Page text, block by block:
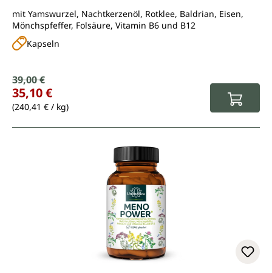
mit Yamswurzel, Nachtkerzenöl, Rotklee, Baldrian, Eisen,
Mönchspfeffer, Folsäure, Vitamin B6 und B12
Kapseln
Verkaufspreis:
Regulärer Preis:
39,00 €
35,10 €
(240,41 € / kg)